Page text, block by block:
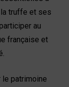
truffe et ses
au
française et
patrimoine